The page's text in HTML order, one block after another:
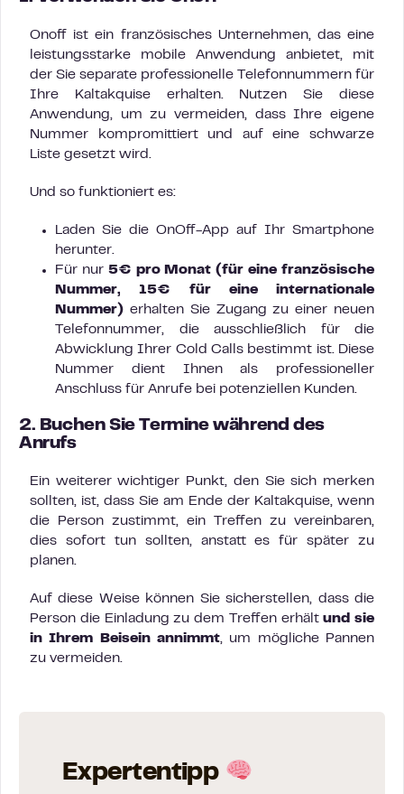
Onoff ist ein französisches Unternehmen, das eine
leistungsstarke mobile Anwendung anbietet, mit
der Sie separate professionelle Telefonnummern für
Ihre Kaltakquise erhalten. Nutzen Sie diese
Anwendung, um zu vermeiden, dass Ihre eigene
Nummer kompromittiert und auf eine schwarze
Liste gesetzt wird.
Und so funktioniert es:
Laden Sie die OnOff-App auf Ihr Smartphone
herunter.
Für nur 5€ pro Monat (für eine französische
Nummer, 15€ für eine internationale
Nummer) erhalten Sie Zugang zu einer neuen
Telefonnummer, die ausschließlich für die
Abwicklung Ihrer Cold Calls bestimmt ist. Diese
Nummer dient Ihnen als professioneller
Anschluss für Anrufe bei potenziellen Kunden.
2. Buchen Sie Termine während des
Anrufs
Ein weiterer wichtiger Punkt, den Sie sich merken
sollten, ist, dass Sie am Ende der Kaltakquise, wenn
die Person zustimmt, ein Treffen zu vereinbaren,
dies sofort tun sollten, anstatt es für später zu
planen.
Auf diese Weise können Sie sicherstellen, dass die
Person die Einladung zu dem Treffen erhältund sie
in Ihrem Beisein annimmt, um mögliche Pannen
zu vermeiden.
Expertentipp